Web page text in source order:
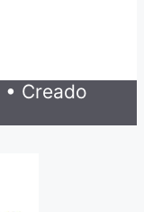
• Creado